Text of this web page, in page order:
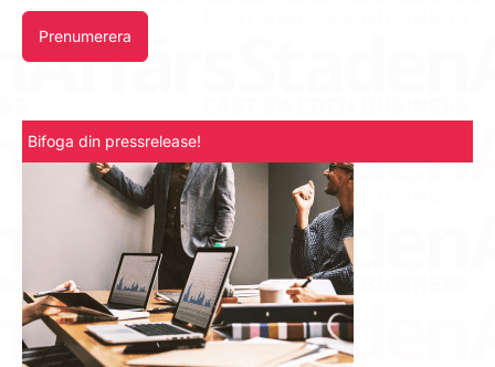
Prenumerera
Bifoga din pressrelease!